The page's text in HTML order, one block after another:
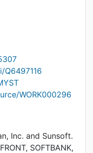
WORK000296
Inc. and Sunsoft.
SOFTBANK,